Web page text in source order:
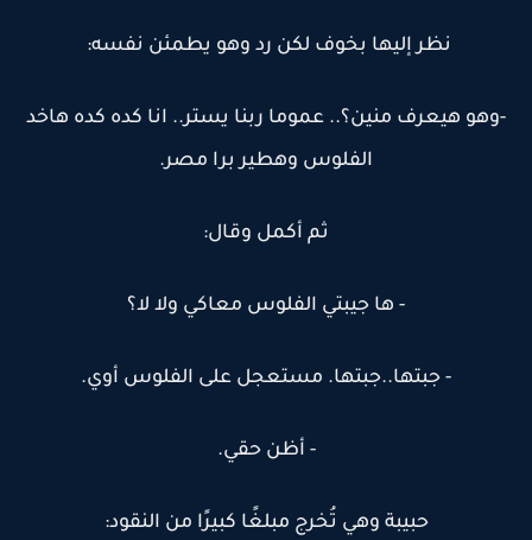
نظر إليها بخوف لكن رد وهو يطمئن نفسه:
-وهو هيعرف منين؟.. عموما ربنا يستر.. انا كده كده هاخد
الفلوس وهطير برا مصر.
ثم أكمل وقال:
- ها جيبتي الفلوس معاكي ولا لا؟
- جبتها..جبتها. مستعجل على الفلوس أوي.
- أظن حقي.
حبيبة وهي تُخرج مبلغًا كبيرًا من النقود: